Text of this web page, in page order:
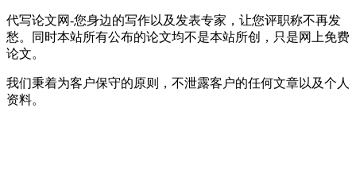
代写论文网-您身边的写作以及发表专家，让您评职称不再发
愁。同时本站所有公布的论文均不是本站所创，只是网上免费
论文。
我们秉着为客户保守的原则，不泄露客户的任何文章以及个人
资料。